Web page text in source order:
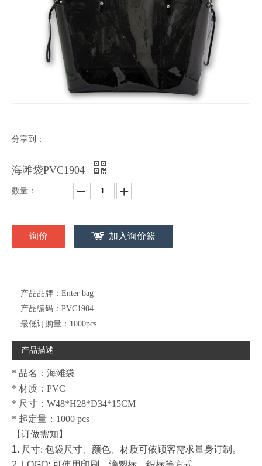
分享到：
海滩袋PVC1904
数量：
询价 加入询价篮
产品品牌： Enter bag
产品编码： PVC1904
最低订购量： 1000pcs
产品描述
* 品名：海滩袋
* 材质：PVC
* 尺寸：W48*H28*D34*15CM
* 起定量：1000 pcs
【订做需知】
1. 尺寸: 包袋尺寸、颜色、材质可依顾客需求量身订制。